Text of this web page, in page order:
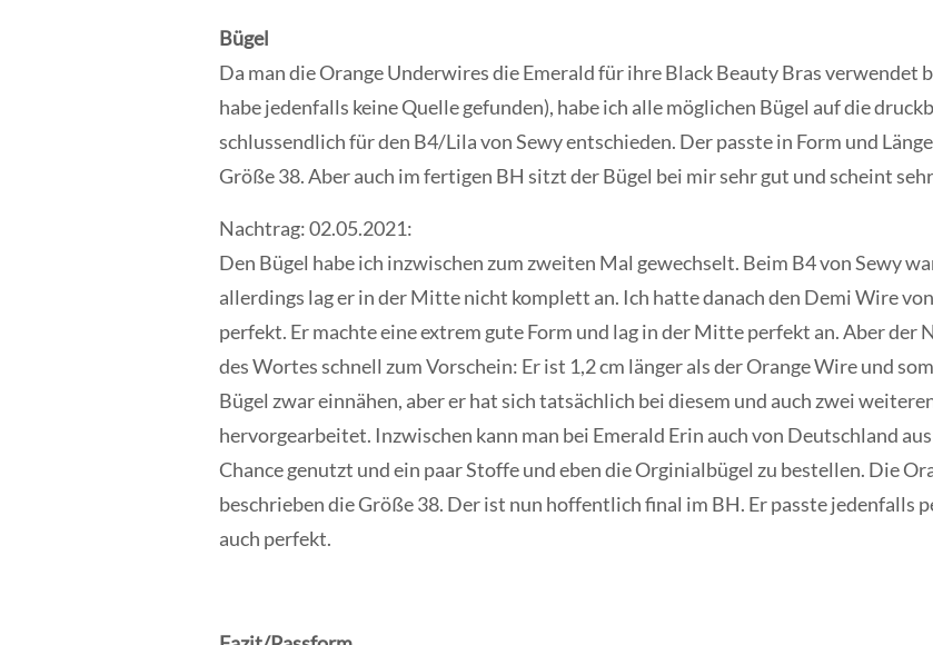
Bügel
Da man die Orange Underwires die Emerald für ihre Black Beauty Bras verwendet
habe jedenfalls keine Quelle gefunden), habe ich alle möglichen Bügel auf die
schlussendlich für den B4/Lila von Sewy entschieden. Der passte in Form und
Größe 38. Aber auch im fertigen BH sitzt der Bügel bei mir sehr gut und scheint
Nachtrag: 02.05.2021:
Den Bügel habe ich inzwischen zum zweiten Mal gewechselt. Beim B4 von Sewy
allerdings lag er in der Mitte nicht komplett an. Ich hatte danach den Demi Wire
perfekt. Er machte eine extrem gute Form und lag in der Mitte perfekt an. Aber der
des Wortes schnell zum Vorschein: Er ist 1,2 cm länger als der Orange Wire und
Bügel zwar einnähen, aber er hat sich tatsächlich bei diesem und auch zwei
hervorgearbeitet. Inzwischen kann man bei Emerald Erin auch von Deutschland
Chance genutzt und ein paar Stoffe und eben die Orginialbügel zu bestellen. Die
beschrieben die Größe 38. Der ist nun hoffentlich final im BH. Er passte jedenfalls
auch perfekt.